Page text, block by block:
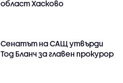
област Хасково
Сенатът на САЩ утвърди
Тод Бланч за главен прокурор